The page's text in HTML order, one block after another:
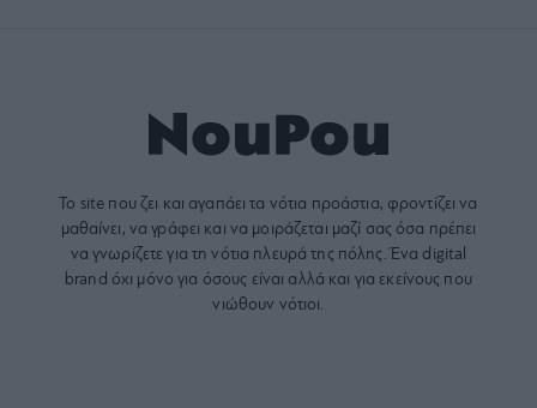
Το site που ζει και αγαπάει τα νότια προάστια, φροντίζει να
μαθαίνει, να γράφει και να μοιράζεται μαζί σας όσα πρέπει
να γνωρίζετε για τη νότια πλευρά της πόλης. Ένα digital
brand όχι μόνο για όσους είναι αλλά και για εκείνους που
νιώθουν νότιοι.